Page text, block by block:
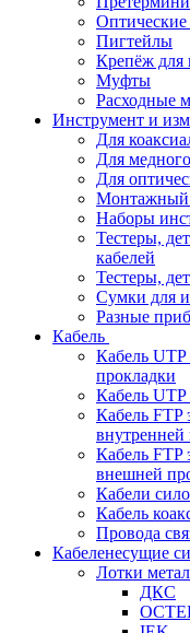
Пигтейлы
Крепёж для
Муфты
Расходные
Инструмент и
Для
Для
Для
Монтажный
Наборы
Тестеры,
кабелей
Тестеры,
Сумки для
Разные
Кабель
Кабель UTP
прокладки
Кабель UTP
Кабель FTP
внутренней
Кабель FTP
внешней
Кабели
Кабель
Провода
Кабеленесущие
Лотки
ДКС